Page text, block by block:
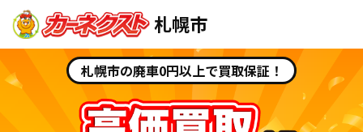
札幌市
札幌市の廃車0円以上で買取保証！